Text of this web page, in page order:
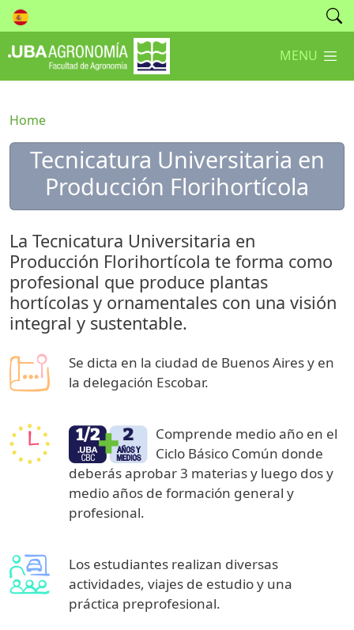
MENU
Home
Tecnicatura Universitaria en
Producción Florihortícola
La Tecnicatura Universitaria en
Producción Florihortícola te forma como
profesional que produce plantas
hortícolas y ornamentales con una visión
integral y sustentable.
Se dicta en la ciudad de Buenos Aires y en
la delegación Escobar.
Comprende medio año en el
Ciclo Básico Común donde
deberás aprobar 3 materias y luego dos y
medio años de formación general y
profesional.
Los estudiantes realizan diversas
actividades, viajes de estudio y una
práctica preprofesional.